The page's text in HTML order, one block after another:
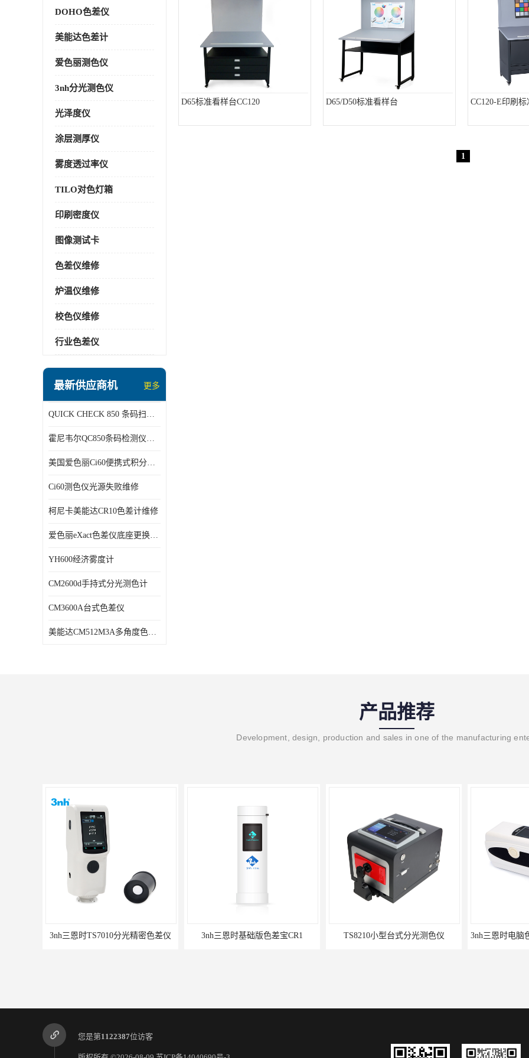
DOHO色差仪
美能达色差计
爱色丽测色仪
3nh分光测色仪
光泽度仪
涂层测厚仪
雾度透过率仪
TILO对色灯箱
印刷密度仪
图像测试卡
色差仪维修
炉温仪维修
校色仪维修
行业色差仪
最新供应商机 更多
QUICK CHECK 850 条码扫描仪维修
霍尼韦尔QC850条码检测仪维修
美国爱色丽Ci60便携式积分球分光光度仪
Ci60测色仪光源失败维修
柯尼卡美能达CR10色差计维修
爱色丽eXact色差仪底座更换维修
YH600经济雾度计
CM2600d手持式分光测色计
CM3600A台式色差仪
美能达CM512M3A多角度色差仪维修
D65标准看样台CC120 D65/D50标准看样台 CC120-E印刷
1
产品推荐
Development, design, production and sales in one of the manufacturing
3nh三恩时TS7010分光精密色差仪 3nh三恩时基础版色差宝CR1 TS8210小型台式分光测色仪
您是第1122387位访客